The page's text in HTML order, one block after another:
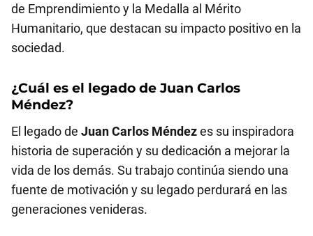
de Emprendimiento y la Medalla al Mérito
Humanitario, que destacan su impacto positivo en la
sociedad.
¿Cuál es el legado deJuan Carlos
Méndez?
El legado de Juan Carlos Méndezes su inspiradora
historia de superación y su dedicación a mejorar la
vida de los demás. Su trabajo continúa siendo una
fuente de motivación y su legado perdurará en las
generaciones venideras.